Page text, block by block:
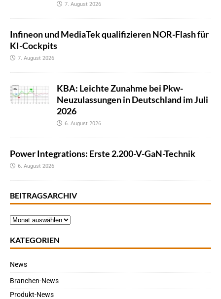
7. August 2026
Infineon und MediaTek qualifizieren NOR-Flash für
KI-Cockpits
7. August 2026
KBA: Leichte Zunahme bei Pkw-
Neuzulassungen in Deutschland im Juli
2026
6. August 2026
Power Integrations: Erste 2.200-V-GaN-Technik
6. August 2026
BEITRAGSARCHIV
KATEGORIEN
News
Branchen-News
Produkt-News